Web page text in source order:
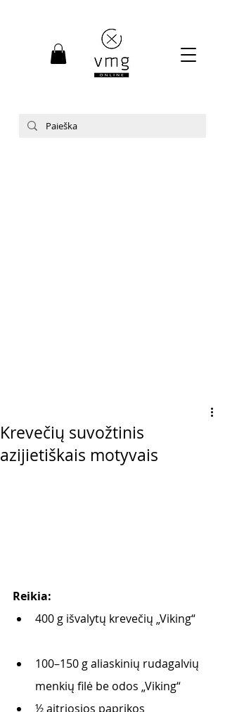
Krevečių suvožtinis
azijietiškais motyvais
Reikia:
400 g išvalytų krevečių „Viking“
100–150 g aliaskinių rudagalvių
menkių filė be odos „Viking“
½ aitriosios paprikos